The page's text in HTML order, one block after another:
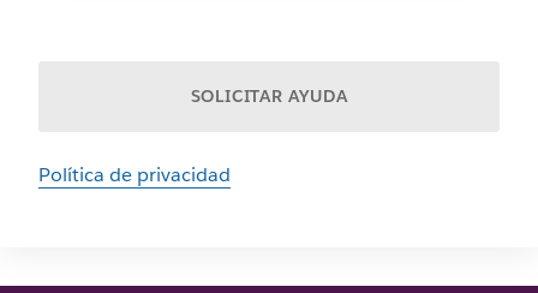
SOLICITAR AYUDA
Política de privacidad